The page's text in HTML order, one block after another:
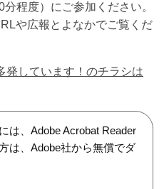
程度）にご参加ください。
や広報とよなかでご覧くだ
発しています！のチラシは
は、Adobe Acrobat Reader
は、Adobe社から無償でダ